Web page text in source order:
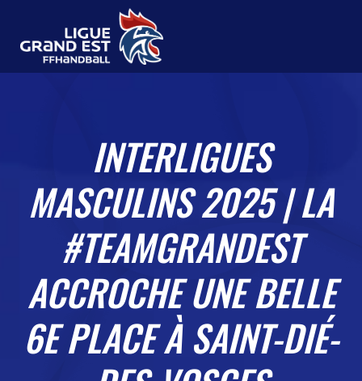
INTERLIGUES
MASCULINS 2025 | LA
#TEAMGRANDEST
ACCROCHE UNE BELLE
6E PLACE À SAINT-DIÉ-